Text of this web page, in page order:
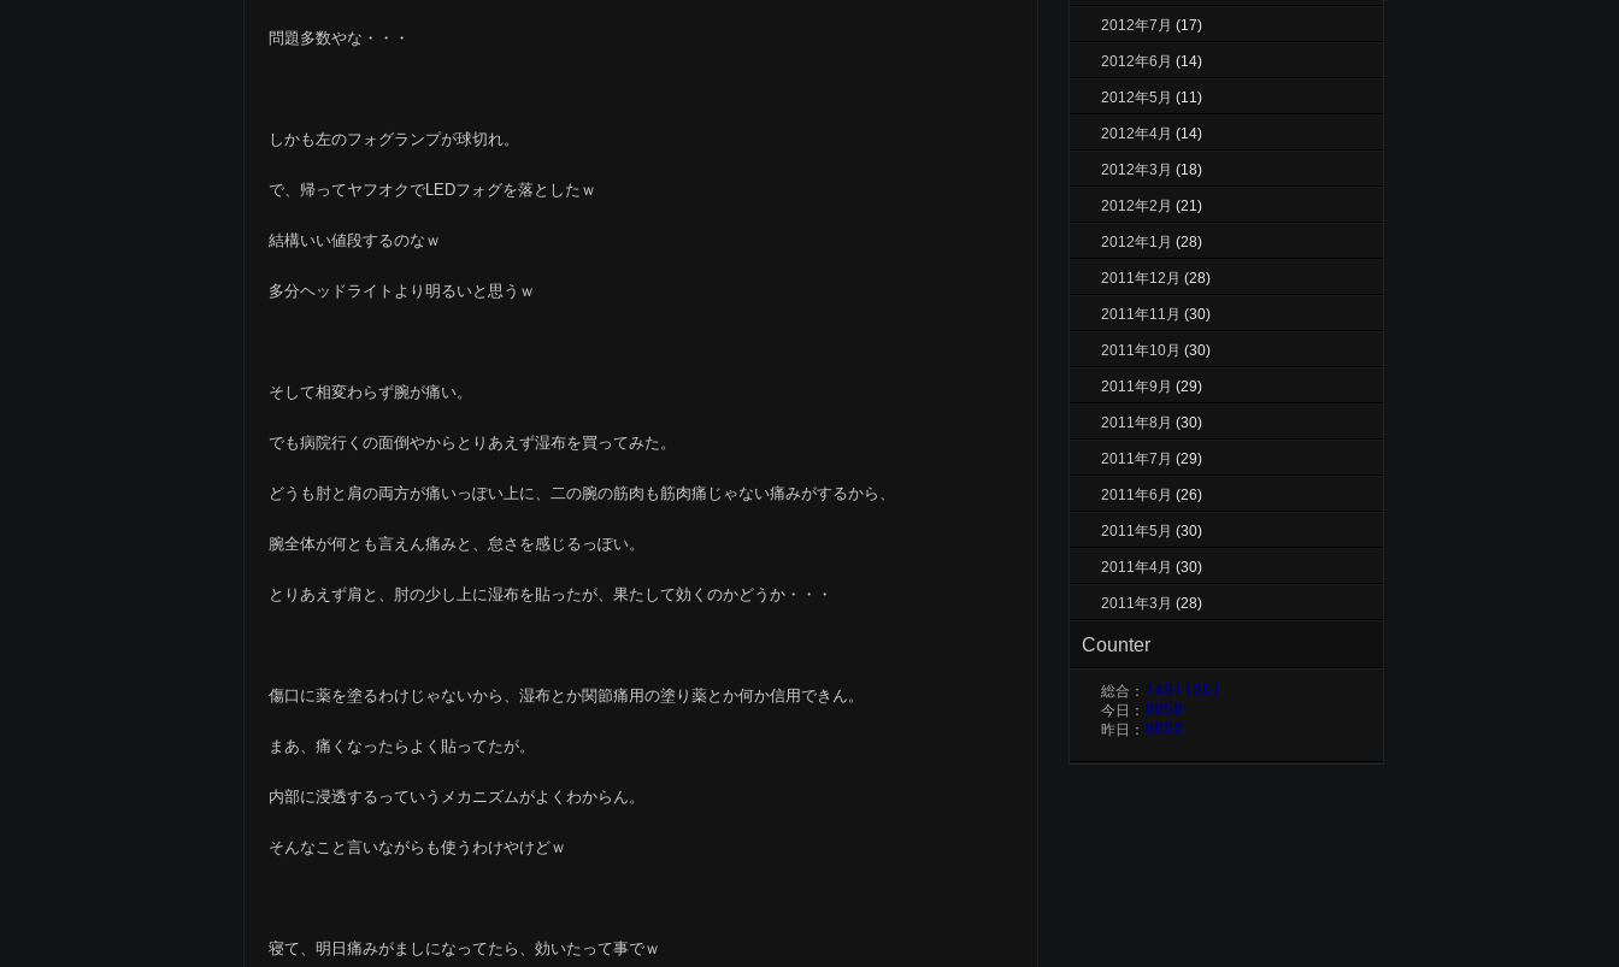
問題多数やな・・・
しかも左のフォグランプが球切れ。
で、帰ってヤフオクでLEDフォグを落としたｗ
結構いい値段するのなｗ
多分ヘッドライトより明るいと思うｗ
そして相変わらず腕が痛い。
でも病院行くの面倒やからとりあえず湿布を買ってみた。
どうも肘と肩の両方が痛いっぽい上に、二の腕の筋肉も筋肉痛じゃない痛みがするから、
腕全体が何とも言えん痛みと、怠さを感じるっぽい。
とりあえず肩と、肘の少し上に湿布を貼ったが、果たして効くのかどうか・・・
傷口に薬を塗るわけじゃないから、湿布とか関節痛用の塗り薬とか何か信用できん。
まあ、痛くなったらよく貼ってたが。
内部に浸透するっていうメカニズムがよくわからん。
そんなこと言いながらも使うわけやけどｗ
寝て、明日痛みがましになってたら、効いたって事でｗ
2012年7月 (17)
2012年6月 (14)
2012年5月 (11)
2012年4月 (14)
2012年3月 (18)
2012年2月 (21)
2012年1月 (28)
2011年12月 (28)
2011年11月 (30)
2011年10月 (30)
2011年9月 (29)
2011年8月 (30)
2011年7月 (29)
2011年6月 (26)
2011年5月 (30)
2011年4月 (30)
2011年3月 (28)
Counter
総合：
今日：
昨日：